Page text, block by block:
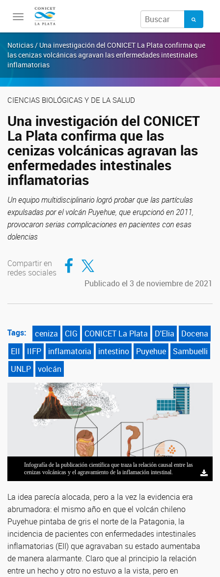
Toggle
navigation
Noticias / Una investigación del CONICET La Plata confirma que
las cenizas volcánicas agravan las enfermedades intestinales
inflamatorias
CIENCIAS BIOLÓGICAS Y DE LA SALUD
Una investigación del CONICET
La Plata confirma que las
cenizas volcánicas agravan las
enfermedades intestinales
inflamatorias
Un equipo multidisciplinario logró probar que las partículas
expulsadas por el volcán Puyehue, que erupcionó en 2011,
provocaron serias complicaciones en pacientes con esas
dolencias
Compartir en
redes sociales
Compartir en Facebook
Compartir en Twitter
Publicado el 3 de noviembre de 2021
Tags: ceniza CIG CONICET La Plata D'Elia
Docena
EII
IIFP inflamatoria intestino Puyehue
Sambuelli
UNLP
volcán
Infografía de la publicación científica que traza la relación causal entre las
cenizas volcánicas y el agravamiento de la inflamación intestinal.
La idea parecía alocada, pero a la vez la evidencia era
abrumadora: el mismo año en que el volcán chileno
Puyehue pintaba de gris el norte de la Patagonia, la
incidencia de pacientes con enfermedades intestinales
inflamatorias (EII) que agravaban su estado aumentaba
de manera alarmante. Claro que al principio la relación
entre un hecho y otro no estuvo a la vista, pero en